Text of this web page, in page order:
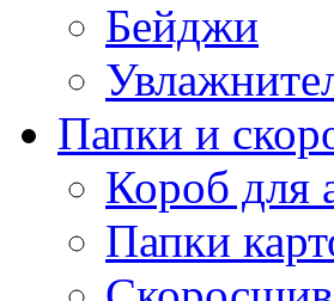
Бейджи
Папки и
Короб для
Папки